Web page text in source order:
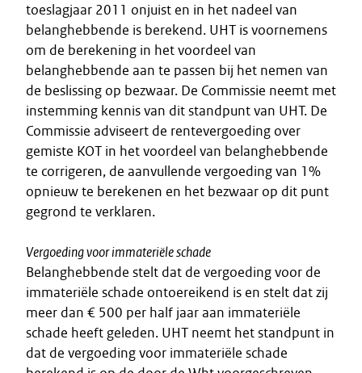
toeslagjaar 2011 onjuist en in het nadeel van
belanghebbende is berekend. UHT is voornemens
om de berekening in het voordeel van
belanghebbende aan te passen bij het nemen van
de beslissing op bezwaar. De Commissie neemt met
instemming kennis van dit standpunt van UHT. De
Commissie adviseert de rentevergoeding over
gemiste KOT in het voordeel van belanghebbende
te corrigeren, de aanvullende vergoeding van 1%
opnieuw te berekenen en het bezwaar op dit punt
gegrond te verklaren.
Vergoeding voor immateriële schade
Belanghebbende stelt dat de vergoeding voor de
immateriële schade ontoereikend is en stelt dat zij
meer dan € 500 per half jaar aan immateriële
schade heeft geleden. UHT neemt het standpunt in
dat de vergoeding voor immateriële schade